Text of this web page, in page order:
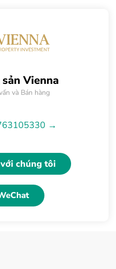
Vienna
và Bán hàng
→
chúng tôi